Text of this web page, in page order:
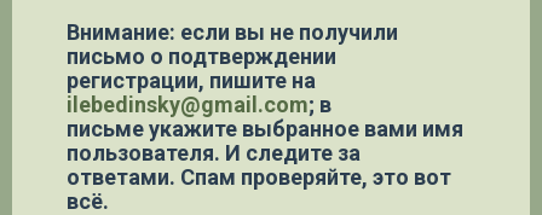
Внимание: если вы не получили
письмо о подтверждении
регистрации, пишите на
ilebedinsky@gmail.com; в
письме укажите выбранное вами имя
пользователя. И следите за
ответами. Спам проверяйте, это вот
всё.